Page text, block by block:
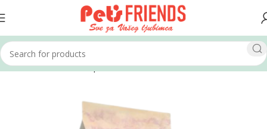
Home Psi Hrana za pse Suha hrana